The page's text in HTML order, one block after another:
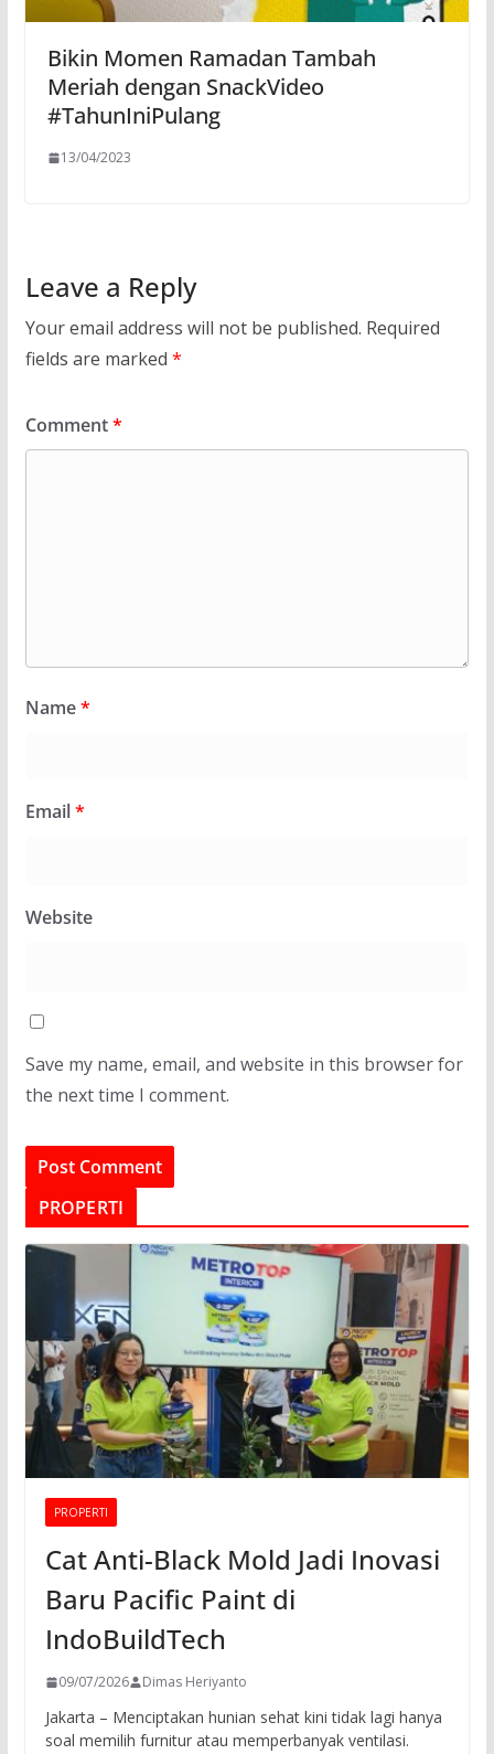
Bikin Momen Ramadan Tambah
Meriah dengan SnackVideo
#TahunIniPulang
13/04/2023
Leave a Reply
Your email address will not be published. Required
fields are marked *
Comment*
Name*
Email*
Website
Save my name, email, and website in this browser for
the next time I comment.
PROPERTI
PROPERTI
Cat Anti-Black Mold Jadi Inovasi
Baru Pacific Paint di
IndoBuildTech
09/07/2026 Dimas Heriyanto
Jakarta – Menciptakan hunian sehat kini tidak lagi hanya
soal memilih furnitur atau memperbanyak ventilasi.